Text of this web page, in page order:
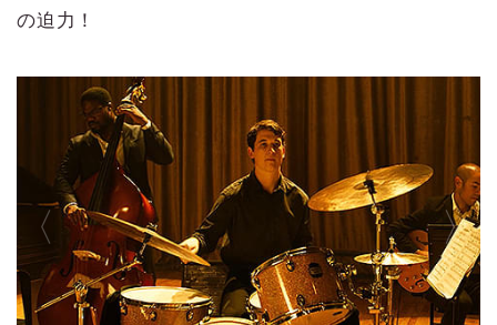
の迫力！